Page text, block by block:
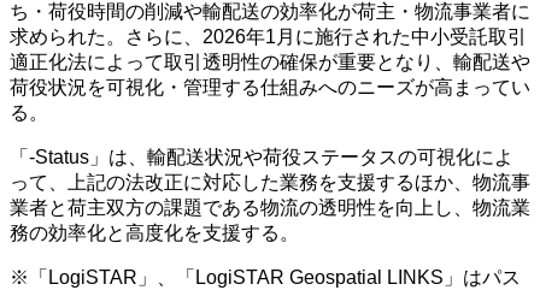
ち・荷役時間の削減や輸配送の効率化が荷主・物流事業者に
求められた。さらに、2026年1月に施行された中小受託取引
適正化法によって取引透明性の確保が重要となり、輸配送や
荷役状況を可視化・管理する仕組みへのニーズが高まってい
る。
「-Status」は、輸配送状況や荷役ステータスの可視化によ
って、上記の法改正に対応した業務を支援するほか、物流事
業者と荷主双方の課題である物流の透明性を向上し、物流業
務の効率化と高度化を支援する。
※「LogiSTAR」、「LogiSTAR Geospatial LINKS」はパス